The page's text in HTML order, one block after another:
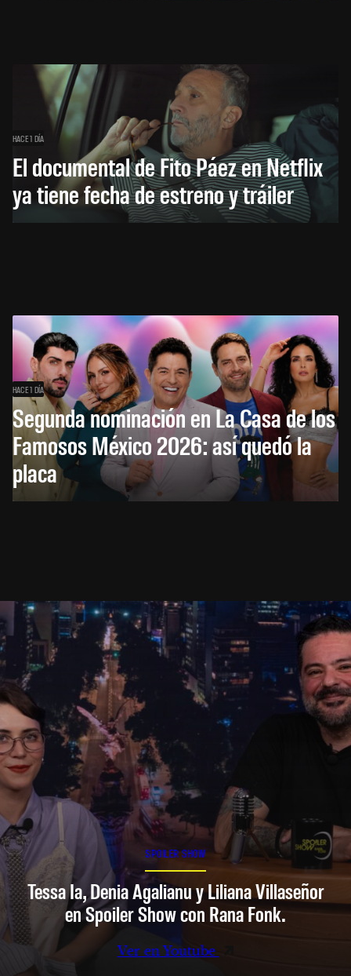
HACE 1 DÍA
El documental de Fito Páez en Netflix
ya tiene fecha de estreno y tráiler
HACE 1 DÍA
Segunda nominación en La Casa de los
Famosos México 2026: así quedó la
placa
SPOILER SHOW
Tessa Ia, Denia Agalianu y Liliana Villaseñor
en Spoiler Show con Rana Fonk.
Ver en Youtube